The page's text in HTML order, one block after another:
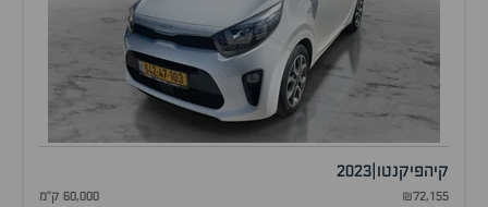
קיהפיקנטו 2023
₪72,155 60,000 ק"מ